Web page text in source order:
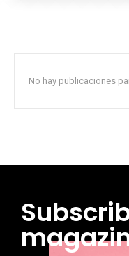
No hay publicaciones